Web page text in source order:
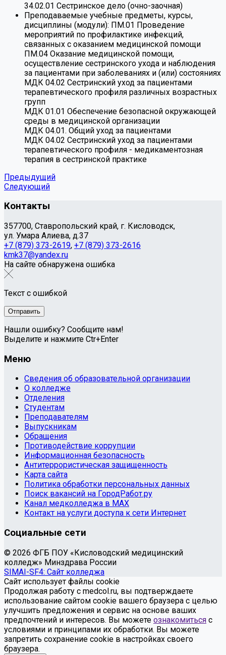
34.02.01 Сестринское дело (очно-заочная)
Преподаваемые учебные предметы, курсы,
дисциплины (модули): ПМ.01 Проведение
мероприятий по профилактике инфекций,
связанных с оказанием медицинской помощи
ПМ.04 Оказание медицинской помощи,
осуществление сестринского ухода и наблюдения
за пациентами при заболеваниях и (или) состояниях
МДК 04.02 Сестринский уход за пациентами
терапевтического профиля различных возрастных
групп
МДК 01.01 Обеспечение безопасной окружающей
среды в медицинской организации
МДК 04.01. Общий уход за пациентами
МДК 04.02 Сестринский уход за пациентами
терапевтического профиля - медикаментозная
терапия в сестринской практике
Предыдущий
Следующий
Контакты
357700, Ставропольский край, г. Кисловодск,
ул. Умара Алиева, д.37
+7 (879) 373-2619, +7 (879) 373-2616
kmk37@yandex.ru
На сайте обнаружена ошибка
Текст с ошибкой
Нашли ошибку? Сообщите нам!
Выделите и нажмите Ctr+Enter
Меню
Сведения об образовательной организации
О колледже
Отделения
Студентам
Преподавателям
Выпускникам
Обращения
Противодействие коррупции
Информационная безопасность
Антитеррористическая защищенность
Карта сайта
Политика обработки персональных данных
Поиск вакансий на ГородРабот.ру
Канал медколледжа в MAX
Контакт на услуги доступа к сети Интернет
Социальные сети
© 2026 ФГБ ПОУ «Кисловодский медицинский
колледж» Минздрава России
SIMAI-SF4: Сайт колледжа
Сайт использует файлы cookie
Продолжая работу с medcol.ru, вы подтверждаете
использование сайтом cookie вашего браузера с целью
улучшить предложения и сервис на основе ваших
предпочтений и интересов. Вы можете ознакомиться с
условиями и принципами их обработки. Вы можете
запретить сохранение cookie в настройках своего
браузера.